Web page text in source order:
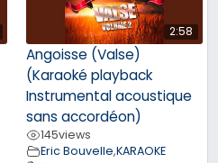
2:58
Angoisse (Valse)
(Karaoké playback
Instrumental acoustique
sans accordéon)
145views
Eric Bouvelle,KARAOKE